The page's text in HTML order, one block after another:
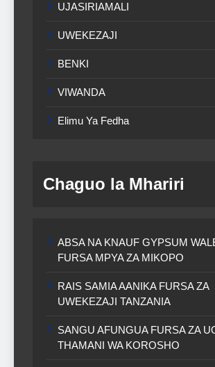
UJASIRIAMALI
UWEKEZAJI
BENKI
VIWANDA
Elimu Ya Fedha
Chaguo la Mhariri
ABSA NA KNAUF GYPSUM
FURSA MPYA ZA MIKOPO
RAIS SAMIA AANIKA FURSA ZA
UWEKEZAJI TANZANIA
SANGU AFUNGUA FURSA ZA
THAMANI WA KOROSHO